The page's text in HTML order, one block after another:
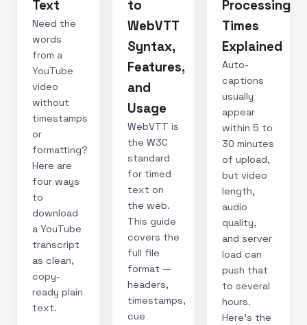
Text
Need the
words
from a
YouTube
video
without
timestamps
or
formatting?
Here are
four ways
to
download
a YouTube
transcript
as clean,
copy-
ready plain
text.
to
WebVTT
Syntax,
Features,
and
Usage
WebVTT is
the W3C
standard
for timed
text on
the web.
This guide
covers the
full file
format —
headers,
timestamps,
cue
Processing
Times
Explained
Auto-
captions
usually
appear
within 5 to
30 minutes
of upload,
but video
length,
audio
quality,
and server
load can
push that
to several
hours.
Here's the